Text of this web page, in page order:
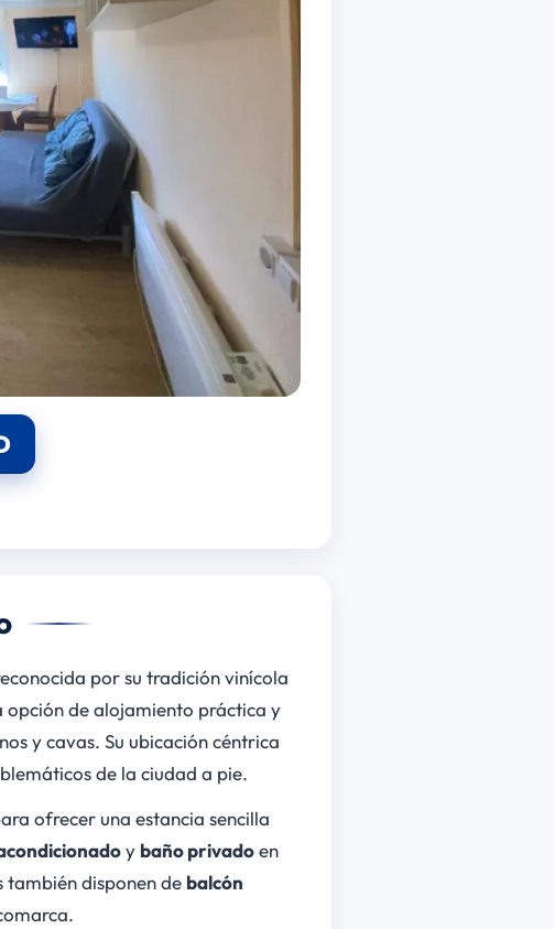
por su tradición vinícola
opción de alojamiento práctica y
y cavas. Su ubicación céntrica
de la ciudad a pie.
ofrecer una estancia sencilla
y baño privadoen
disponen de balcón